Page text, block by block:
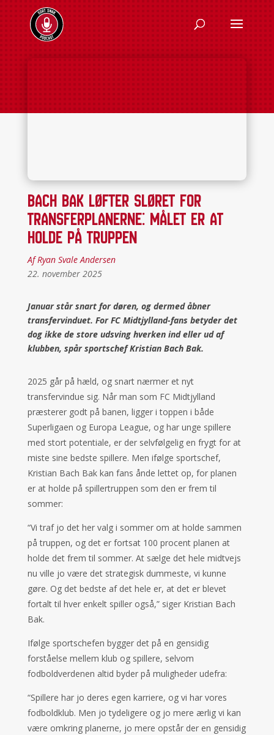
Bach Bak løfter sløret for
transferplanerne: Målet er at
holde på truppen
Af Ryan Svale Andersen
22. november 2025
Januar står snart for døren, og dermed åbner
transfervinduet. For FC Midtjylland-fans betyder det
dog ikke de store udsving hverken ind eller ud af
klubben, spår sportschef Kristian Bach Bak.
2025 går på hæld, og snart nærmer et nyt
transfervindue sig. Når man som FC Midtjylland
præsterer godt på banen, ligger i toppen i både
Superligaen og Europa League, og har unge spillere
med stort potentiale, er der selvfølgelig en frygt for at
miste sine bedste spillere. Men ifølge sportschef,
Kristian Bach Bak kan fans ånde lettet op, for planen
er at holde på spillertruppen som den er frem til
sommer:
“Vi traf jo det her valg i sommer om at holde sammen
på truppen, og det er fortsat 100 procent planen at
holde det frem til sommer. At sælge det hele midtvejs
nu ville jo være det strategisk dummeste, vi kunne
gøre. Og det bedste af det hele er, at det er blevet
fortalt til hver enkelt spiller også,” siger Kristian Bach
Bak.
Ifølge sportschefen bygger det på en gensidig
forståelse mellem klub og spillere, selvom
fodboldverdenen altid byder på muligheder udefra:
“Spillere har jo deres egen karriere, og vi har vores
fodboldklub. Men jo tydeligere og jo mere ærlig vi kan
være omkring planerne, jo mere opstår der en gensidig